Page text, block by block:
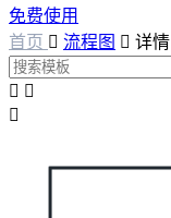
免费使用
首页  流程图  详情
 
